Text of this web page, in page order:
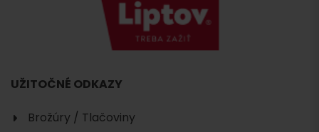
UŽITOČNÉ ODKAZY
Brožúry / Tlačoviny